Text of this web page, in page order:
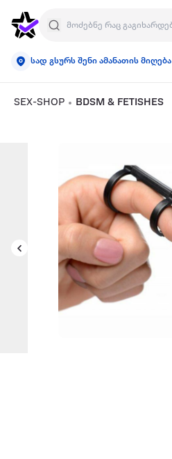
სად გსურს შენი ამანათის მიღება
SEX-SHOP BDSM & FETISHES